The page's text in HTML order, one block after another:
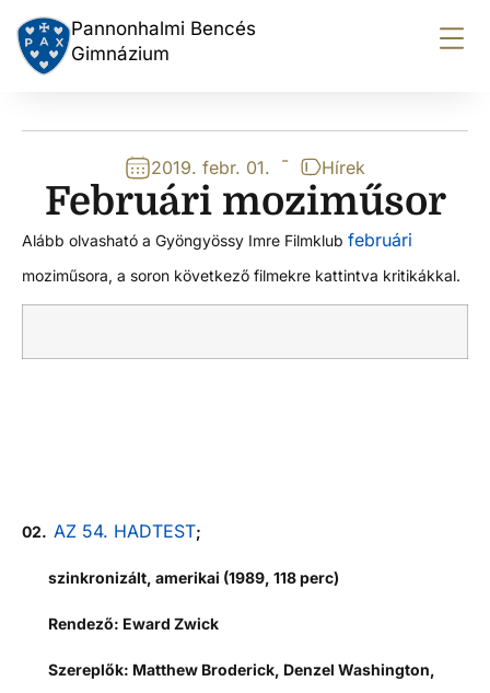
Pannonhalmi Bencés
Gimnázium
2019. febr. 01. - Hírek
Februári moziműsor
Alább olvasható a Gyöngyössy Imre Filmklub februári
moziműsora, a soron következő filmekre kattintva kritikákkal.
02. AZ 54. HADTEST;
szinkronizált, amerikai (1989, 118 perc)
Rendező: Eward Zwick
Szereplők: Matthew Broderick, Denzel Washington,